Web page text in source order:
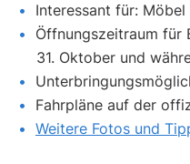
Interessant für: Möbel
Öffnungszeitraum für
31. Oktober und
Fahrpläne auf der
Weitere Fotos und